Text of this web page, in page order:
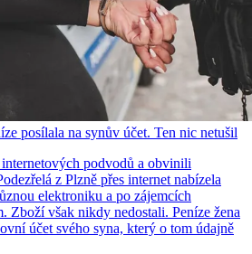
posílala na synův účet. Ten nic netušil
podvodů a obvinili
z Plzně přes internet nabízela
elektroniku a po zájemcích
Zboží však nikdy nedostali. Peníze žena
účet svého syna, který o tom údajně